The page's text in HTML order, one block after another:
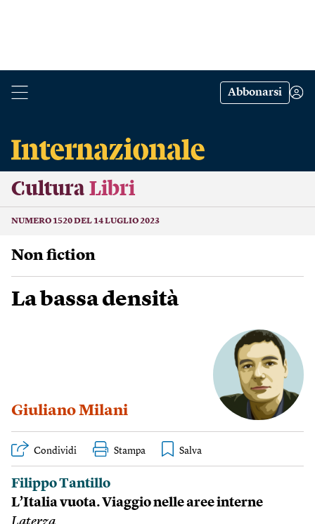
Abbonarsi
Cultura Libri
NUMERO 1520 DEL 14 LUGLIO 2023
Non fiction
La bassa densità
Giuliano Milani
Condividi Stampa
Filippo Tantillo
L’Italia vuota. Viaggio nelle aree interne